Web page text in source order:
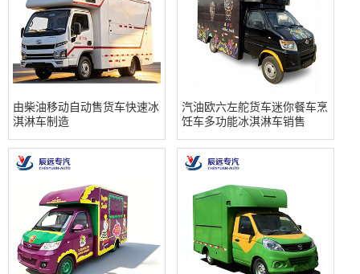
由柴油移动自动售货车快速冰
淇淋车制造
汽油欧六左舵货车迷你餐车烹
饪车多功能冰淇淋车销售